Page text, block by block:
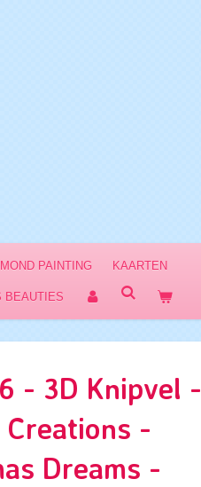
PAINTING KAARTEN
BEAUTIES
- 3D Knipvel -
Creations -
Dreams -